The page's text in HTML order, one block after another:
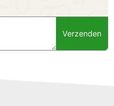
Verzenden